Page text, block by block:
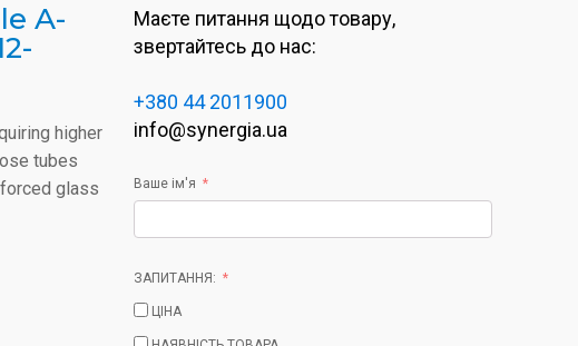
A-
higher
tubes
glass
Маєте питання щодо товару,
звертайтесь до нас:
+380 44 2011900
info@synergia.ua
Ваше ім'я
ЗАПИТАННЯ:
ЦІНА